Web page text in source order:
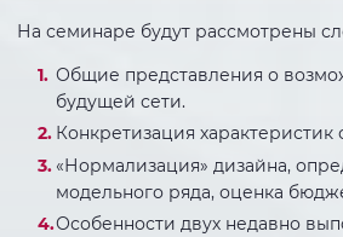
На семинаре будут рассмотрены
Общие представления о
будущей сети.
Конкретизация характеристик
«Нормализация» дизайна,
модельного ряда, оценка
Особенности двух недавно